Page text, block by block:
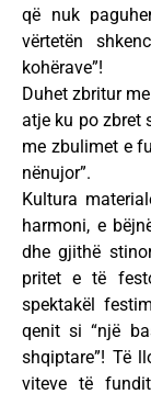
që nuk
vërtetën
kohërave”!
Duhet zbritur
atje ku po zbret
me zbulimet e
nënujor”.
Kultura
harmoni, e
dhe gjithë
pritet e të
spektakël
qenit si “një
shqiptare”! Të
viteve të